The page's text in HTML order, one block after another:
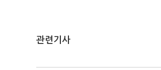
관련기사